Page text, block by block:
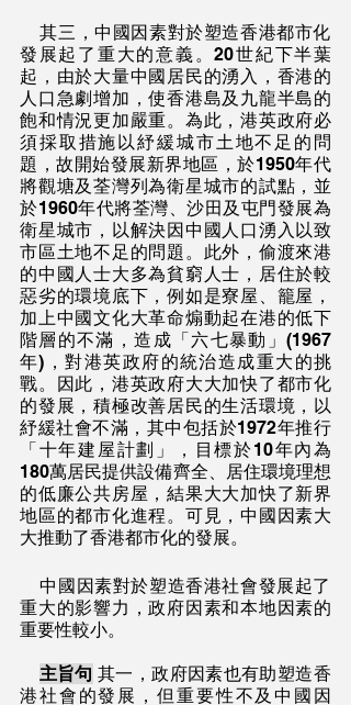
    其三，中國因素對於塑造香港都市化
發展起了重大的意義。20世紀下半葉
起，由於大量中國居民的湧入，香港的
人口急劇增加，使香港島及九龍半島的
飽和情況更加嚴重。為此，港英政府必
須採取措施以紓緩城市土地不足的問
題，故開始發展新界地區，於1950年代
將觀塘及荃灣列為衛星城市的試點，並
於1960年代將荃灣、沙田及屯門發展為
衛星城市，以解決因中國人口湧入以致
市區土地不足的問題。此外，偷渡來港
的中國人士大多為貧窮人士，居住於較
惡劣的環境底下，例如是寮屋、籠屋，
加上中國文化大革命煽動起在港的低下
階層的不滿，造成「六七暴動」(1967
年)，對港英政府的統治造成重大的挑
戰。因此，港英政府大大加快了都市化
的發展，積極改善居民的生活環境，以
紓緩社會不滿，其中包括於1972年推行
「十年建屋計劃」，目標於10年內為
180萬居民提供設備齊全、居住環境理想
的低廉公共房屋，結果大大加快了新界
地區的都市化進程。可見，中國因素大
大推動了香港都市化的發展。
    中國因素對於塑造香港社會發展起了
重大的影響力，政府因素和本地因素的
重要性較小。
主旨句 其一，政府因素也有助塑造香
港社會的發展，但重要性不及中國因